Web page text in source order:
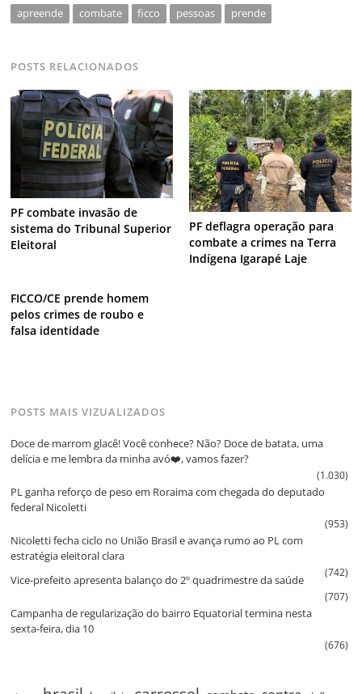
apreende combate ficco pessoas prende
POSTS RELACIONADOS
PF combate invasão de
sistema do Tribunal Superior
Eleitoral
PF deflagra operação para
combate a crimes na Terra
Indígena Igarapé Laje
FICCO/CE prende homem
pelos crimes de roubo e
falsa identidade
POSTS MAIS VIZUALIZADOS
Doce de marrom glacê! Você conhece? Não? Doce de batata, uma
delícia e me lembra da minha avó❤️, vamos fazer?
(1.030)
PL ganha reforço de peso em Roraima com chegada do deputado
federal Nicoletti
(953)
Nicoletti fecha ciclo no União Brasil e avança rumo ao PL com
estratégia eleitoral clara
(742)
Vice‑prefeito apresenta balanço do 2º quadrimestre da saúde
(707)
Campanha de regularização do bairro Equatorial termina nesta
sexta‑feira, dia 10
(676)